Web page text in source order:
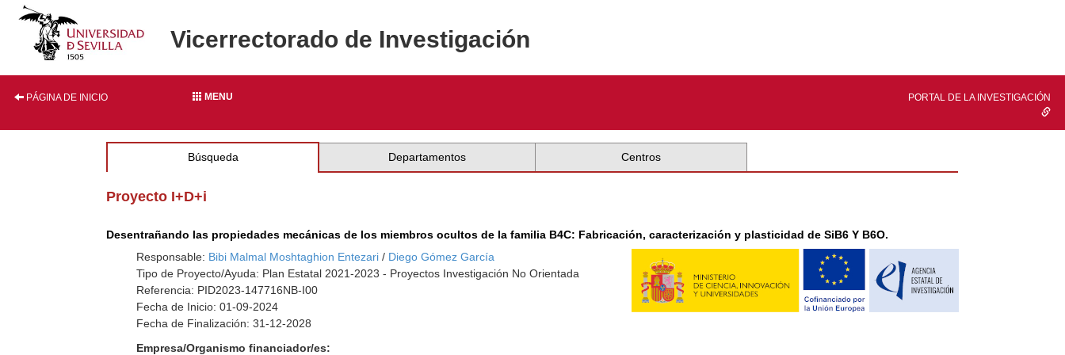
Vicerrectorado de Investigación
PÁGINA DE INICIO MENU PORTAL DE LA INVESTIGACIÓN
Búsqueda Departamentos Centros
Proyecto I+D+i
Desentrañando las propiedades mecánicas de los miembros ocultos de la familia B4C: Fabricación, caracterización y plasticidad de SiB6 Y B6O.
Responsable: Bibi Malmal Moshtaghion Entezari / Diego Gómez García
Tipo de Proyecto/Ayuda: Plan Estatal 2021-2023 - Proyectos Investigación No Orientada
Referencia: PID2023-147716NB-I00
Fecha de Inicio: 01-09-2024
Fecha de Finalización: 31-12-2028
Empresa/Organismo financiador/es: